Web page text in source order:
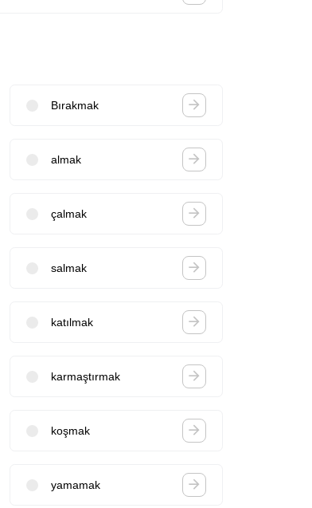
Bırakmak
almak
çalmak
salmak
katılmak
karmaştırmak
koşmak
yamamak